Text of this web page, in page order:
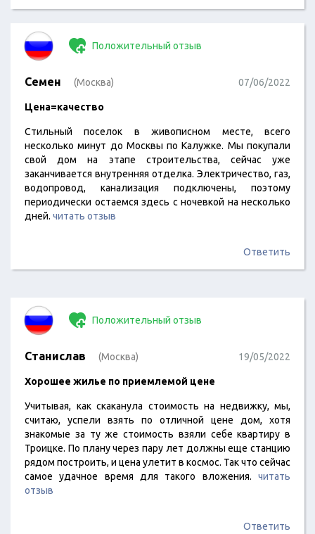
Положительный отзыв
Семен (Москва) 07/06/2022
Цена=качество
Стильный поселок в живописном месте, всего
несколько минут до Москвы по Калужке. Мы покупали
свой дом на этапе строительства, сейчас уже
заканчивается внутренняя отделка. Электричество, газ,
водопровод, канализация подключены, поэтому
периодически остаемся здесь с ночевкой на несколько
дней. читать отзыв
Ответить
Положительный отзыв
Станислав (Москва) 19/05/2022
Хорошее жилье по приемлемой цене
Учитывая, как скаканула стоимость на недвижку, мы,
считаю, успели взять по отличной цене дом, хотя
знакомые за ту же стоимость взяли себе квартиру в
Троицке. По плану через пару лет должны еще станцию
рядом построить, и цена улетит в космос. Так что сейчас
самое удачное время для такого вложения. читать
отзыв
Ответить